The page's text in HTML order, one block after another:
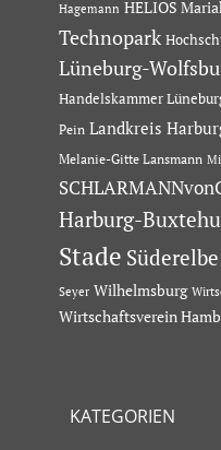
Hagemann HELIOS
Technopark
Lüneburg-
Handelskammer
Pein Landkreis
Melanie-Gitte Lansmann
Harburg-
Stade
Seyer Wilhelmsburg
Wirtschaftsverein
KATEGORIEN